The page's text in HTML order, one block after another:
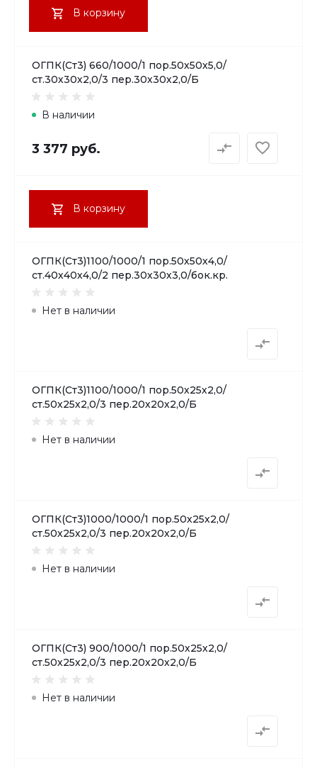
В корзину
ОГПК(Ст3) 660/1000/1 пор.50х50х5,0/
ст.30х30х2,0/3 пер.30х30х2,0/Б
В наличии
3 377 руб.
В корзину
ОГПК(Ст3)1100/1000/1 пор.50х50х4,0/
ст.40х40х4,0/2 пер.30х30х3,0/бок.кр.
Нет в наличии
ОГПК(Ст3)1100/1000/1 пор.50х25х2,0/
ст.50х25х2,0/3 пер.20х20х2,0/Б
Нет в наличии
ОГПК(Ст3)1000/1000/1 пор.50х25х2,0/
ст.50х25х2,0/3 пер.20х20х2,0/Б
Нет в наличии
ОГПК(Ст3) 900/1000/1 пор.50х25х2,0/
ст.50х25х2,0/3 пер.20х20х2,0/Б
Нет в наличии